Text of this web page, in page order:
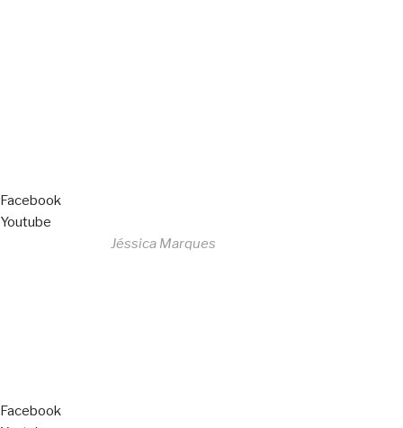
Facebook
Youtube
Jéssica Marques
Facebook